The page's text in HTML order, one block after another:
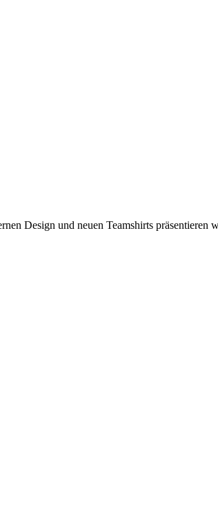
Design und neuen Teamshirts